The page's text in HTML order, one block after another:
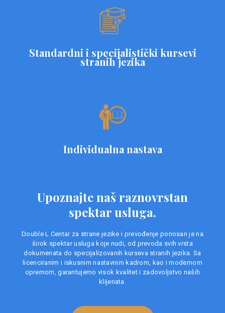
Standardni i specijalistički kursevi
stranih jezika
Individualna nastava
Upoznajte naš raznovrstan
spektar usluga.
Double L Centar za strane jezike i prevođenje ponosan je na
širok spektar usluga koje nudi, od prevoda svih vrsta
dokumenata do specijalizovanih kurseva stranih jezika. Sa
licenciranim i iskusnim nastavnim kadrom, kao i modernom
opremom, garantujemo visok kvalitet i zadovoljstvo naših
klijenata.